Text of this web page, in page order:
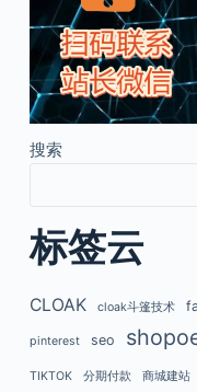
搜索
标签云
CLOAK cloak斗篷技术
pinterest seo
TIKTOK 分期付款 商城建站